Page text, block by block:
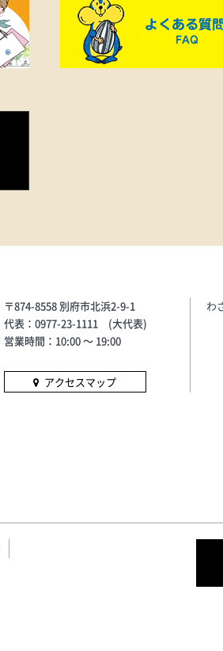
ムスポーツへのオマージュ
めた、現代的で上品なルッ
を誇るポロシャツ。《
●ショートスリーブ
〒874-8558 別府市北浜2-9-1
代表：0977-23-1111 (大代表)
営業時間：10:00 〜 19:00
アクセスマップ
わ